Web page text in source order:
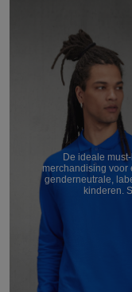
De ideale
merchandising voor
genderneutrale,
kinderen.